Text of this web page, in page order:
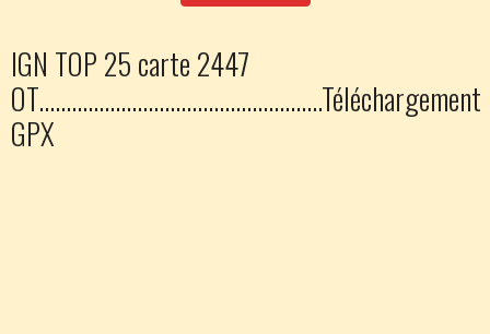
IGN TOP 25 carte 2447
OT....................................................Téléchargement
GPX